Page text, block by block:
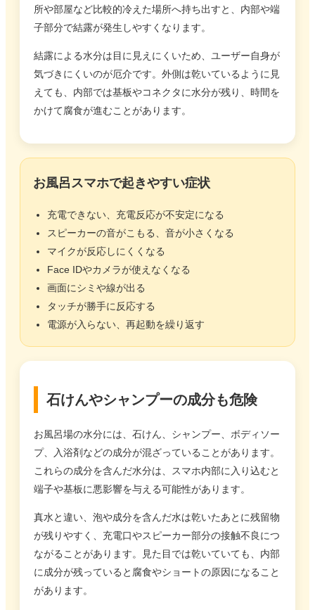
所や部屋など比較的冷えた場所へ持ち出すと、内部や端
子部分で結露が発生しやすくなります。
結露による水分は目に見えにくいため、ユーザー自身が
気づきにくいのが厄介です。外側は乾いているように見
えても、内部では基板やコネクタに水分が残り、時間を
かけて腐食が進むことがあります。
お風呂スマホで起きやすい症状
充電できない、充電反応が不安定になる
スピーカーの音がこもる、音が小さくなる
マイクが反応しにくくなる
Face IDやカメラが使えなくなる
画面にシミや線が出る
タッチが勝手に反応する
電源が入らない、再起動を繰り返す
石けんやシャンプーの成分も危険
お風呂場の水分には、石けん、シャンプー、ボディソー
プ、入浴剤などの成分が混ざっていることがあります。
これらの成分を含んだ水分は、スマホ内部に入り込むと
端子や基板に悪影響を与える可能性があります。
真水と違い、泡や成分を含んだ水は乾いたあとに残留物
が残りやすく、充電口やスピーカー部分の接触不良につ
ながることがあります。見た目では乾いていても、内部
に成分が残っていると腐食やショートの原因になること
があります。